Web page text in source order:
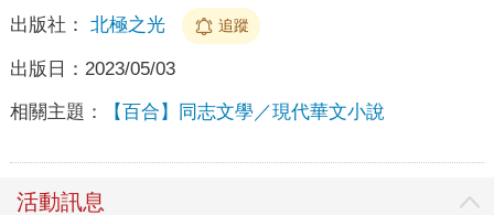
出版社： 北極之光 追蹤
出版日： 2023/05/03
相關主題： 【百合】同志文學／現代華文小說
活動訊息